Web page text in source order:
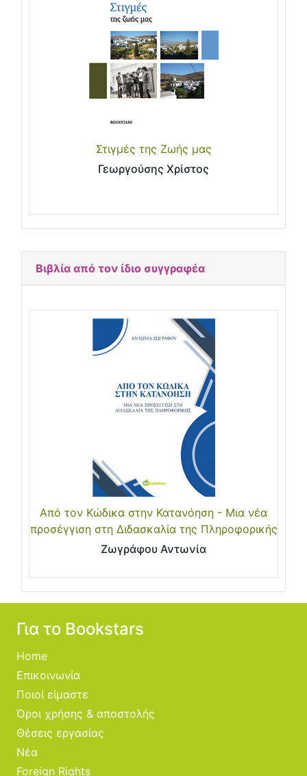
Στιγμές της Ζωής μας
Γεωργούσης Χρίστος
Βιβλία από τον ίδιο συγγραφέα
Από τον Κώδικα στην Κατανόηση - Μια νέα
προσέγγιση στη Διδασκαλία της Πληροφορικής
Ζωγράφου Αντωνία
Για το Bookstars
Home
Επικοινωνία
Ποιοί είμαστε
Όροι χρήσης & αποστολής
Θέσεις εργασίας
Νέα
Foreign Rights